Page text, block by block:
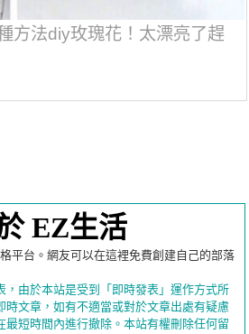
法diy玫瑰花！太漂亮了趕
EZ生活
平台。網友可以在這裡免費創建自己的部落
，由於本站是受到「即時發表」運作方式所
時文章，如有不適當或對於文章出處有疑慮
最短時間內進行撤除。本站有權刪除任何留